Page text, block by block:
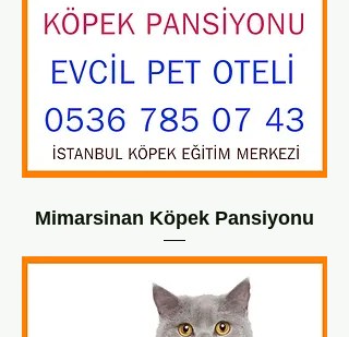
Mimarsinan Köpek Pansiyonu